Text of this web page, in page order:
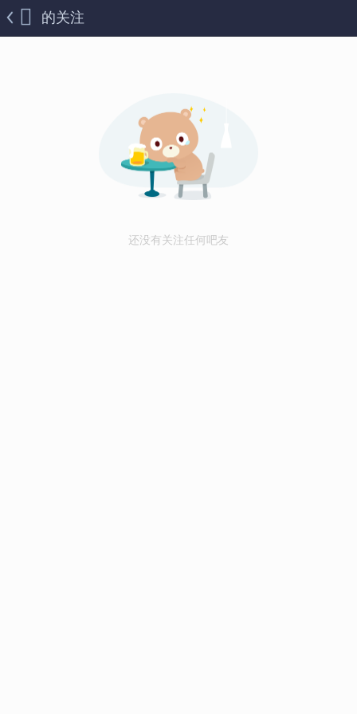
的关注
还没有关注任何吧友